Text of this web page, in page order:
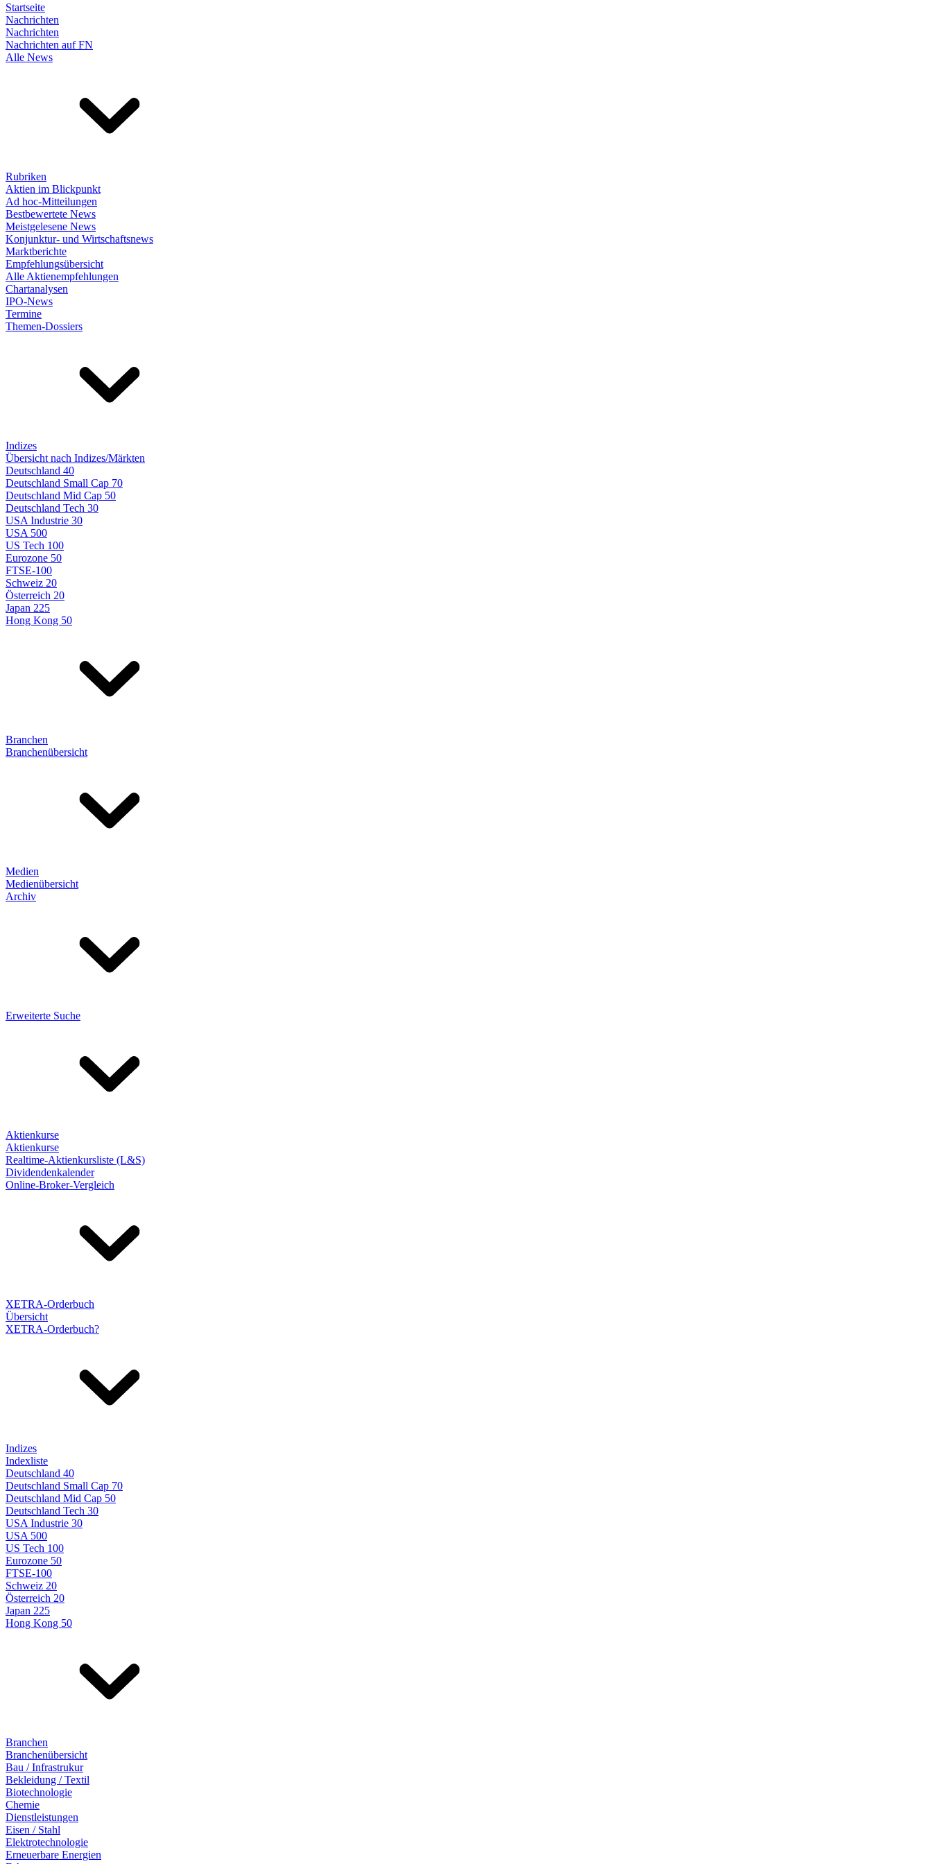
Startseite
Nachrichten
Nachrichten
Nachrichten auf FN
Alle News
Rubriken
Aktien im Blickpunkt
Ad hoc-Mitteilungen
Bestbewertete News
Meistgelesene News
Konjunktur- und Wirtschaftsnews
Marktberichte
Empfehlungsübersicht
Alle Aktienempfehlungen
Chartanalysen
IPO-News
Termine
Themen-Dossiers
Indizes
Übersicht nach Indizes/Märkten
Deutschland 40
Deutschland Small Cap 70
Deutschland Mid Cap 50
Deutschland Tech 30
USA Industrie 30
USA 500
US Tech 100
Eurozone 50
FTSE-100
Schweiz 20
Österreich 20
Japan 225
Hong Kong 50
Branchen
Branchenübersicht
Medien
Medienübersicht
Archiv
Erweiterte Suche
Aktienkurse
Aktienkurse
Realtime-Aktienkursliste (L&S)
Dividendenkalender
Online-Broker-Vergleich
XETRA-Orderbuch
Übersicht
XETRA-Orderbuch?
Indizes
Indexliste
Deutschland 40
Deutschland Small Cap 70
Deutschland Mid Cap 50
Deutschland Tech 30
USA Industrie 30
USA 500
US Tech 100
Eurozone 50
FTSE-100
Schweiz 20
Österreich 20
Japan 225
Hong Kong 50
Branchen
Branchenübersicht
Bau / Infrastrukur
Bekleidung / Textil
Biotechnologie
Chemie
Dienstleistungen
Eisen / Stahl
Elektrotechnologie
Erneuerbare Energien